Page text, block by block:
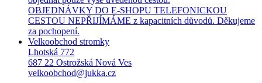
OBJEDNÁVKY DO E-SHOPU TELEFONICKOU
CESTOU NEPŘIJÍMÁME z kapacitních důvodů. Děkujeme
za pochopení.
Velkoobchod stromky
Lhotská 772
687 22 Ostrožská Nová Ves
velkoobchod@jukka.cz